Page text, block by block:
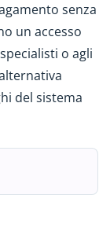
senza
un accesso
o agli
del sistema